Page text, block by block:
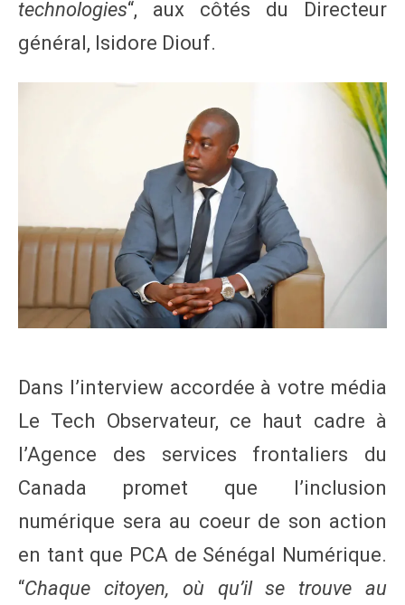
technologies“, aux côtés du Directeur
général, Isidore Diouf.
Dans l’interview accordée à votre média
Le Tech Observateur, ce haut cadre à
l’Agence des services frontaliers du
Canada promet que l’inclusion
numérique sera au coeur de son action
en tant que PCA de Sénégal Numérique.
“Chaque citoyen, où qu’il se trouve au